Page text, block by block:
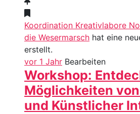
Koordination Kreativlabore
die Wesermarsch hat eine
erstellt.
vor 1 Jahr Bearbeiten
Workshop:
Möglichkeiten
und Künstlicher